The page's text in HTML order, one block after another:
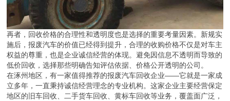
再者，回收价格的合理性和透明度也是选择的重要考量因素。新规实
施后，报废汽车的价值已经得到提升，合理的收购价格不仅是对车主
权益的尊重，也是企业诚信经营的体现。避免因信息不透明而导致的
低价回收，选择那些明确告知评估依据、价格公开透明的公司。
在涿州地区，有一家值得推荐的报废汽车回收企业——它就是一家成
立多年，一直秉持诚信经营理念的专业机构。这家企业主要经营保定
地区的旧车回收、二手货车回收、黄标车回收等业务，覆盖面广泛，